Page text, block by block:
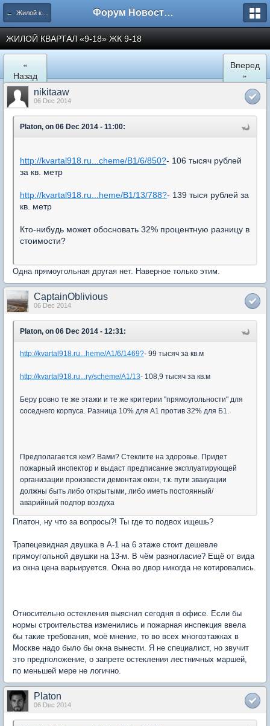
← Жилой квартал "9-18" в Мытищах Форум Новостройки
ЖИЛОЙ КВАРТАЛ «9-18» ЖК 9-18
«
Назад
Вперед
»
nikitaaw
06 Dec 2014
Platon, on 06 Dec 2014 - 11:00:
http://kvartal918.ru...cheme/B1/6/850?- 106 тысяч рублей
за кв. метр
http://kvartal918.ru...heme/B1/13/788?- 139 тыся рублей за
кв. метр
Кто-нибудь может обосновать 32% процентную разницу в
стоимости?
Одна прямоугольная другая нет. Наверное только этим.
CaptainOblivious
06 Dec 2014
Platon, on 06 Dec 2014 - 12:31:
http://kvartal918.ru...heme/A1/6/1469?- 99 тысяч за кв.м
http://kvartal918.ru...ry/scheme/A1/13- 108,9 тысяч за кв.м
Беру ровно те же этажи и те же критерии "прямоугольности" для
соседнего корпуса. Разница 10% для А1 против 32% для Б1.
Предполагается кем? Вами? Стеклите на здоровье. Придет
пожарный инспектор и выдаст предписание эксплуатирующей
организации произвести демонтаж окон, т.к. пути эвакуации
должны быть либо открытыми, либо иметь постоянный/
аварийный подпор воздуха
Платон, ну что за вопросы?! Ты где то подвох ищешь?
Трапецевидная двушка в А-1 на 6 этаже стоит дешевле
прямоугольной двушки на 13-м. В чём разногласие? Ещё от вида
из окна цена варьируется. Окна во двор никогда не котировались.
Относительно остекления выяснил сегодня в офисе. Если бы
нормы строительства изменились и пожарная инспекция ввела
бы такие требования, моё мнение, то во всех многоэтажках в
Москве надо было бы окна вынести. Я не специалист, но звучит
это предположение, о запрете остекления лестничных маршей,
по меньшей мере не логично.
Platon
06 Dec 2014